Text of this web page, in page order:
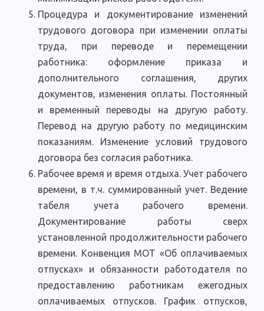
Процедура и документирование изменений
трудового договора при изменении оплаты
труда, при переводе и перемещении
работника: оформление приказа и
дополнительного соглашения, других
документов, изменения оплаты. Постоянный
и временный переводы на другую работу.
Перевод на другую работу по медицинским
показаниям. Изменение условий трудового
договора без согласия работника.
Рабочее время и время отдыха. Учет рабочего
времени, в т.ч. суммированный учет. Ведение
табеля учета рабочего времени.
Документирование работы сверх
установленной продолжительности рабочего
времени. Конвенция МОТ «Об оплачиваемых
отпусках» и обязанности работодателя по
предоставлению работникам ежегодных
оплачиваемых отпусков. График отпусков,